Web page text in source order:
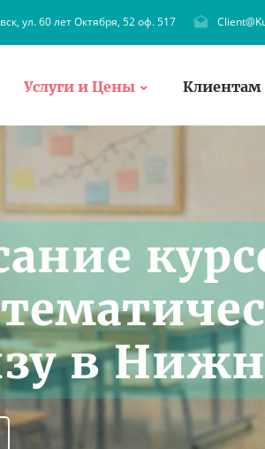
ул. 60 лет Октября, 52 оф. 517
Услуги и Цены Клиентам
в